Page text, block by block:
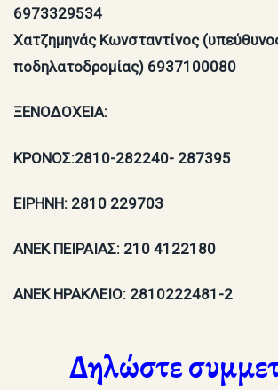
6973329534
Χατζημηνάς Κωνσταντίνος
ποδηλατοδρομίας) 6937100080
ΞΕΝΟΔΟΧΕΙΑ:
ΚΡΟΝΟΣ:2810-282240- 287395
ΕΙΡΗΝΗ: 2810 229703
ΑΝΕΚ ΠΕΙΡΑΙΑΣ: 210 4122180
ΑΝΕΚ ΗΡΑΚΛΕΙΟ: 2810222481-2
Δηλώστε